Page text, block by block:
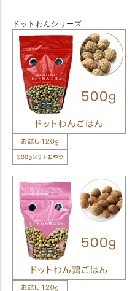
ドットわんシリーズ